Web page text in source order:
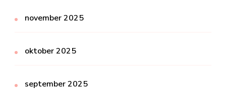
november 2025
oktober 2025
september 2025